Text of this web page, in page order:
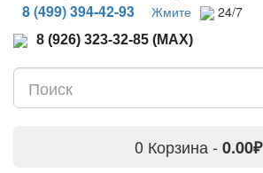
8 (499) 394-42-93 Жмите 24/7
8 (926) 323-32-85 (MAX)
0 Корзина - 0.00₽